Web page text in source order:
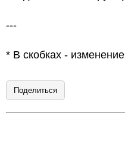
---
* В скобках -
Поделиться